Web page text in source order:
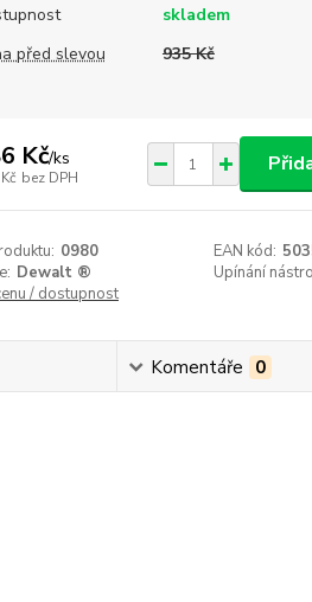
skladem
před slevou
935 Kč
Kč/ks
bez DPH
0980 EAN kód:
Dewalt ® Upínání
/ dostupnost
Komentáře 0